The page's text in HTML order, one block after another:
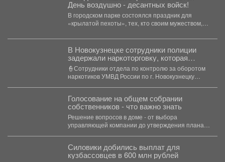
День воздушно - десантных войск!
В городском парке состоялся праздник для
«крылатой пехоты», тех, кто своим мужеством,
В Новокузнецке сотрудники полиции
задержали наркоторговку, которая
планировала сбыть партию
карфентанила в особо крупном размере
👮Сотрудники отдела по контролю за оборотом
наркотиков УМВД России по г. Новокузнецку
Голосование на общем собрании
собственников - что важно знать
Решение вопросов в доме - от выбора
управляющей компании до утверждения плана
Силовики добились выплат для
кузбассовцев в 600 млн рублей